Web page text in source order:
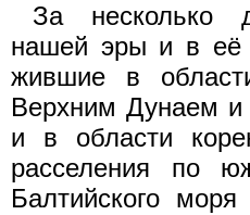
За несколько
нашей эры и в её
жившие в
Верхним Дунаем и
и в области
расселения по
Балтийского